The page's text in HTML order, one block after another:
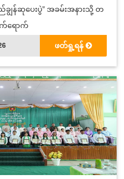
ျွန်ဆုပေးပွဲ” အခမ်းအနားသို့ တ
က်ရောက်
ဖတ်ရှု့ရန်